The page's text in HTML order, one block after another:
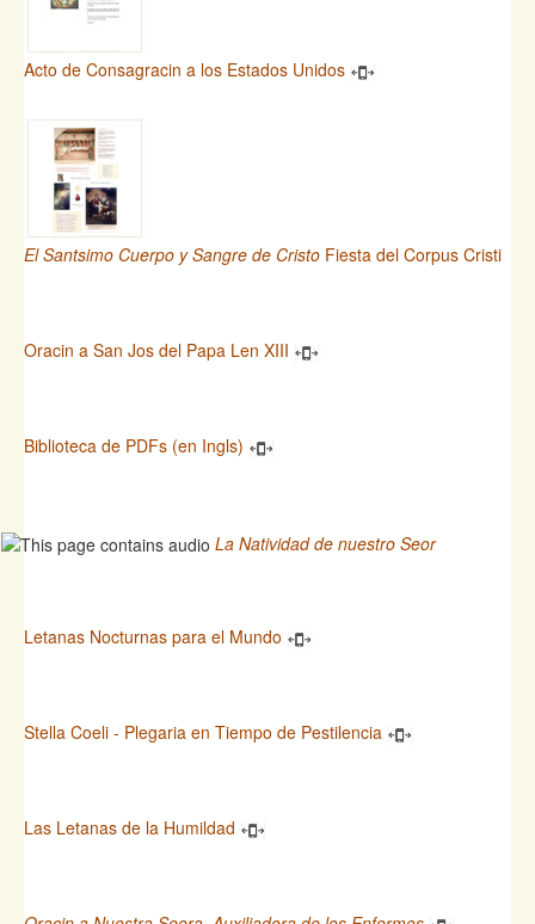
Acto de Consagracin a los Estados Unidos
El Santsimo Cuerpo y Sangre de Cristo Fiesta del Corpus Cristi
Oracin a San Jos del Papa Len XIII
Biblioteca de PDFs (en Ingls)
La Natividad de nuestro Seor
Letanas Nocturnas para el Mundo
Stella Coeli - Plegaria en Tiempo de Pestilencia
Las Letanas de la Humildad